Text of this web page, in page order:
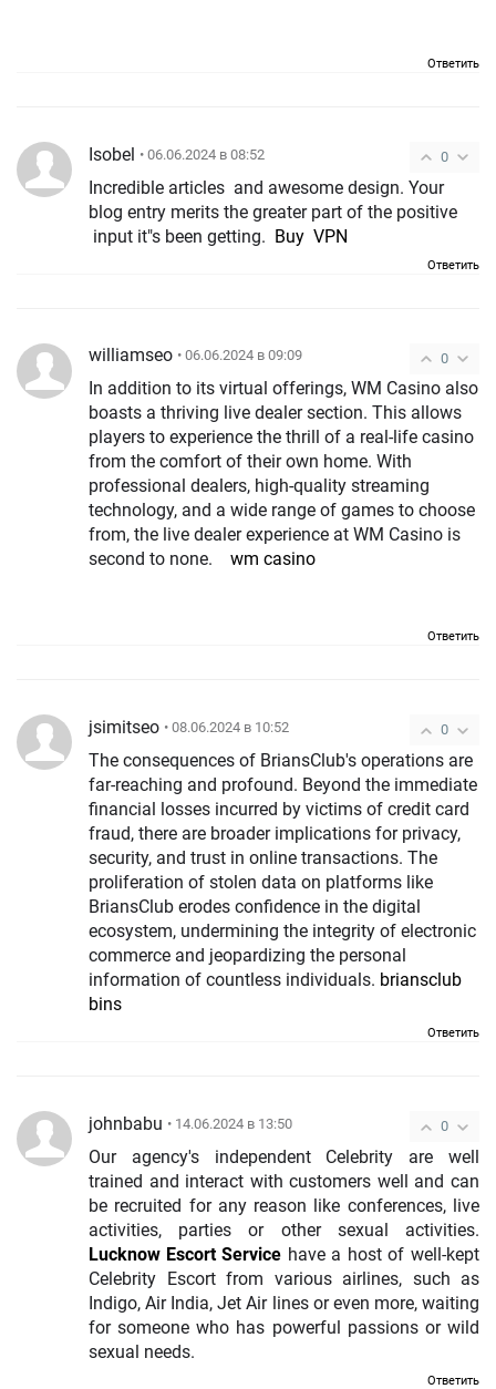
Ответить
0
Isobel • 06.06.2024 в 08:52
Incredible articles and awesome design. Your
blog entry merits the greater part of the positive
input it"s been getting. Buy VPN
Ответить
0
williamseo • 06.06.2024 в 09:09
In addition to its virtual offerings, WM Casino also
boasts a thriving live dealer section. This allows
players to experience the thrill of a real-life casino
from the comfort of their own home. With
professional dealers, high-quality streaming
technology, and a wide range of games to choose
from, the live dealer experience at WM Casino is
second to none. wm casino
Ответить
0
jsimitseo • 08.06.2024 в 10:52
The consequences of BriansClub's operations are
far-reaching and profound. Beyond the immediate
financial losses incurred by victims of credit card
fraud, there are broader implications for privacy,
security, and trust in online transactions. The
proliferation of stolen data on platforms like
BriansClub erodes confidence in the digital
ecosystem, undermining the integrity of electronic
commerce and jeopardizing the personal
information of countless individuals. briansclub
bins
Ответить
0
johnbabu • 14.06.2024 в 13:50
Our agency's independent Celebrity are well
trained and interact with customers well and can
be recruited for any reason like conferences, live
activities, parties or other sexual activities.
Lucknow Escort Service have a host of well-kept
Celebrity Escort from various airlines, such as
Indigo, Air India, Jet Air lines or even more, waiting
for someone who has powerful passions or wild
sexual needs.
Ответить